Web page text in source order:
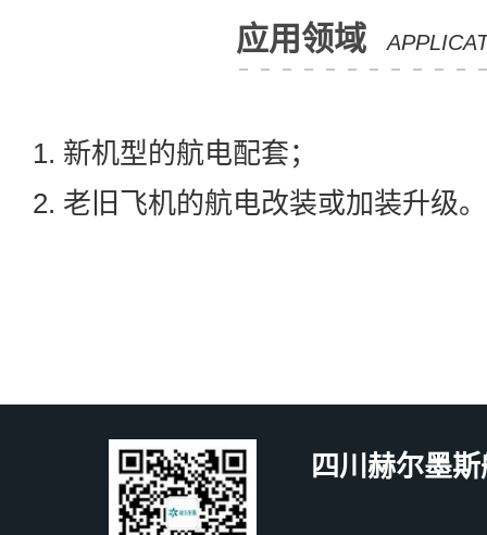
应用领域
1. 新机型的航电配套；
2. 老旧飞机的航电改装或加装升级。
四川赫尔墨